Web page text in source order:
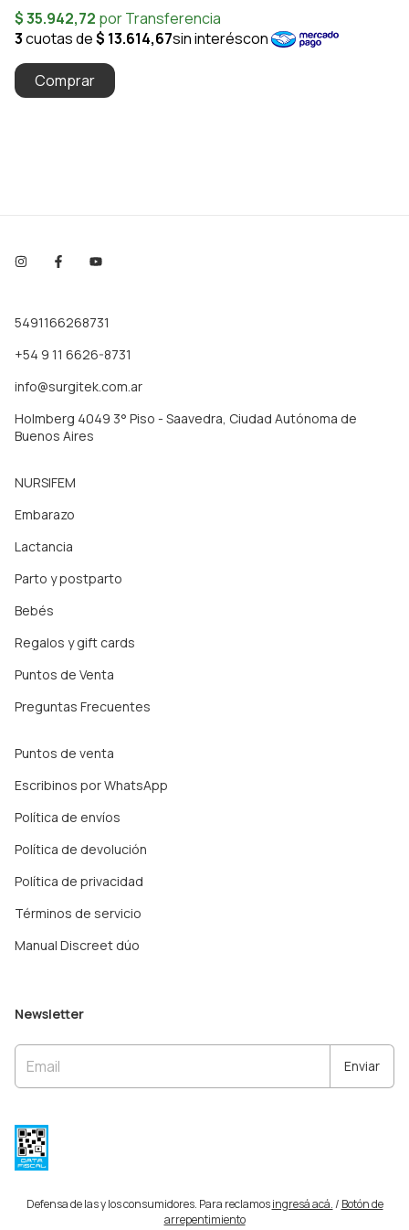
5491166268731
+54 9 11 6626-8731
info@surgitek.com.ar
Holmberg 4049 3° Piso - Saavedra, Ciudad Autónoma de
Buenos Aires
NURSIFEM
Embarazo
Lactancia
Parto y postparto
Bebés
Regalos y gift cards
Puntos de Venta
Preguntas Frecuentes
Puntos de venta
Escribinos por WhatsApp
Política de envíos
Política de devolución
Política de privacidad
Términos de servicio
Manual Discreet dúo
Newsletter
Defensa de las y los consumidores. Para reclamos ingresá acá./ Botón de
arrepentimiento